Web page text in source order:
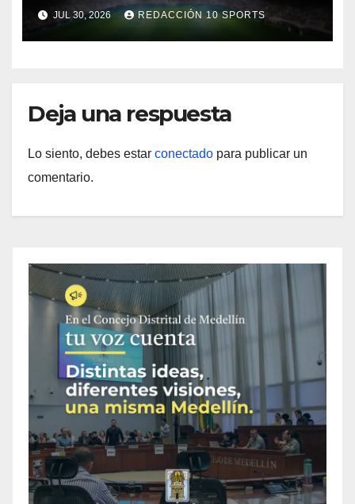
JUL 30, 2026 REDACCIÓN 10 SPORTS
Deja una respuesta
Lo siento, debes estar conectado para publicar un
comentario.